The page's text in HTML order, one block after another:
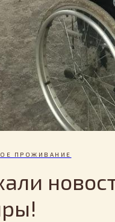
ПРОЖИВАНИЕ